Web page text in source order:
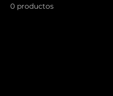
0 productos